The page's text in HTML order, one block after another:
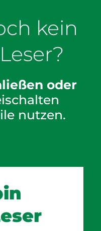
kein
oder
nutzen.